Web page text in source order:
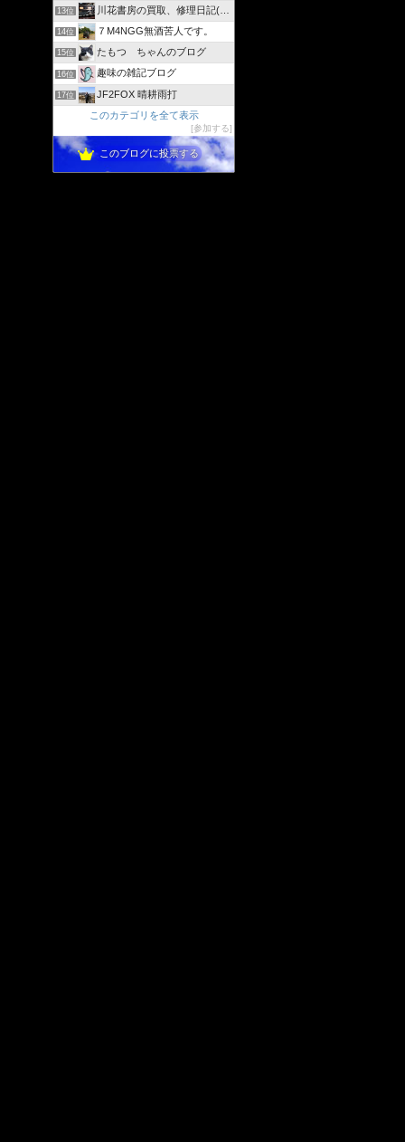
13位 川花書房の買取、修理日記(JA2FJG)
14位 ７M4NGG無酒苦人です。
15位 たもつ ちゃんのブログ
16位 趣味の雑記ブログ
17位
JF2FOX 晴耕雨打
このカテゴリを全て表示
参加する
このブログに投票する